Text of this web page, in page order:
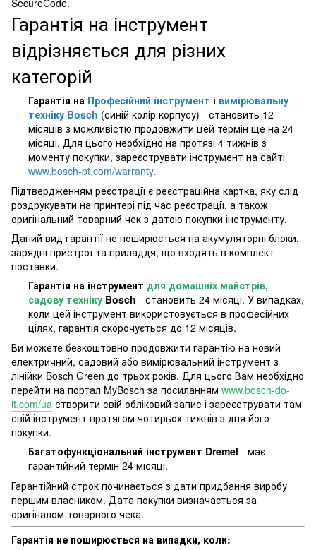
Гарантія на інструмент
відрізняється для різних
категорій
Гарантія на Професійний інструмент і вимірювальну
техніку Bosch (синій колір корпусу) - становить 12
місяців з можливістю продовжити цей термін ще на 24
місяці. Для цього необхідно на протязі 4 тижнів з
моменту покупки, зареєструвати інструмент на сайті
www.bosch-pt.com/warranty.
Підтвердженням реєстрації є реєстраційна картка, яку слід
роздрукувати на принтері під час реєстрації, а також
оригінальний товарний чек з датою покупки інструменту.
Даний вид гарантії не поширюється на акумуляторні блоки,
зарядні пристрої та приладдя, що входять в комплект
поставки.
Гарантія на інструмент для домашніх майстрів,
садову техніку Bosch - становить 24 місяці. У випадках,
коли цей інструмент використовується в професійних
цілях, гарантія скорочується до 12 місяців.
Ви можете безкоштовно продовжити гарантію на новий
електричний, садовий або вимірювальний інструмент з
лінійки Bosch Green до трьох років. Для цього Вам необхідно
перейти на портал MyBosch за посиланням www.bosch-do-
it.com/ua створити свій обліковий запис і зареєструвати там
свій інструмент протягом чотирьох тижнів з дня його
покупки.
Багатофункціональний інструмент Dremel - має
гарантійний термін 24 місяці.
Гарантійний строк починається з дати придбання виробу
першим власником. Дата покупки визначається за
оригіналом товарного чека.
Гарантія не поширюється на випадки, коли: